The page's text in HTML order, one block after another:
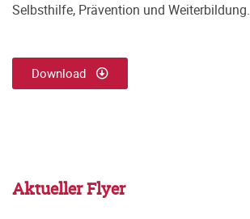
Selbsthilfe, Prävention und Weiterbildung.
Download
Aktueller Flyer